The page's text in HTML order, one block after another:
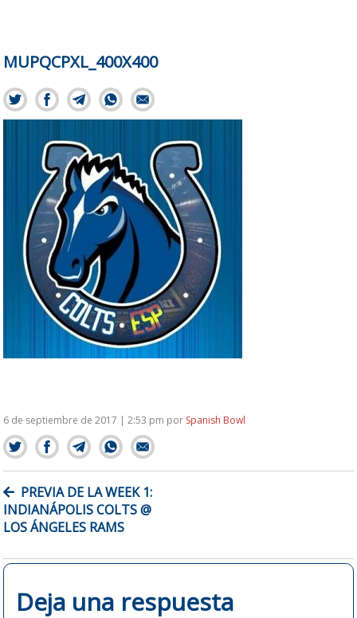
MUPQCPXL_400X400
6 de septiembre de 2017 | 2:53 pm por Spanish Bowl
NAVEGACIÓN
DE
ENTRADAS
PREVIA DE LA WEEK 1:
INDIANÁPOLIS COLTS @
LOS ÁNGELES RAMS
Deja una respuesta